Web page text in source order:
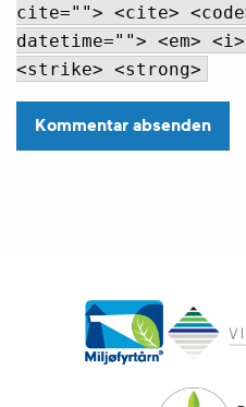
cite=""> <cite>
datetime=""> <em>
<strike> <strong>